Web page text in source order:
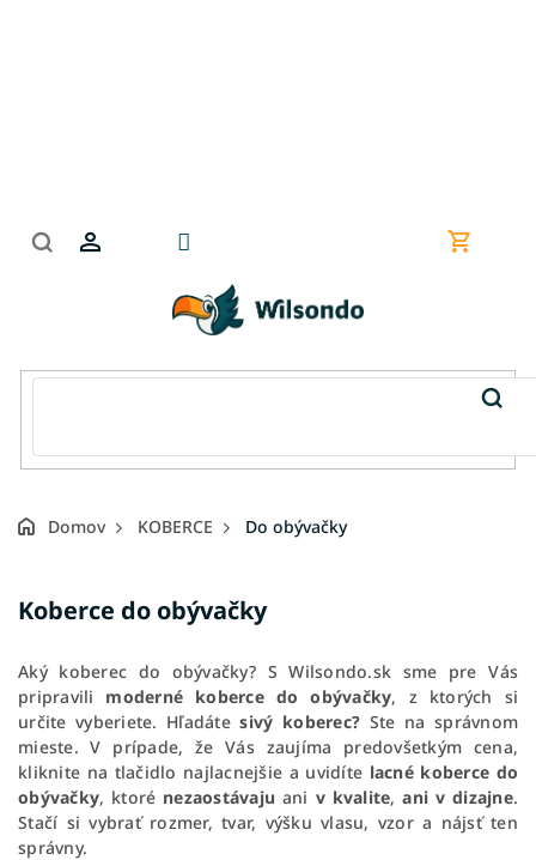
Domov KOBERCE Do obývačky
Koberce do obývačky
Aký koberec do obývačky? S Wilsondo.sk sme pre Vás
pripravili moderné koberce do obývačky, z ktorých si
určite vyberiete. Hľadátesivý koberec? Ste na správnom
mieste. V prípade, že Vás zaujíma predovšetkým cena,
kliknite na tlačidlo najlacnejšie a uvidíte lacné koberce do
obývačky, ktoré nezaostávaju ani v kvalite,ani v dizajne.
Stačí si vybrať rozmer, tvar, výšku vlasu, vzor a nájsť ten
správny.